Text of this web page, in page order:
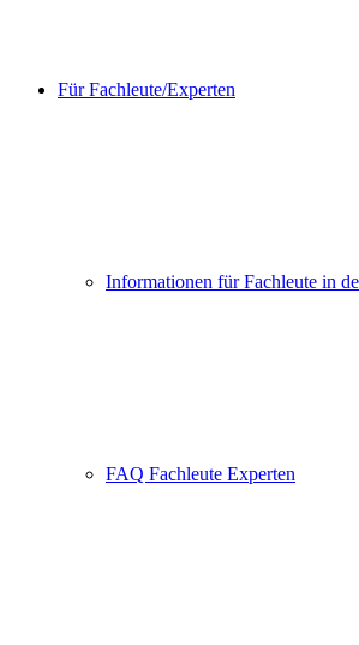
Für Fachleute/Experten
Informationen für Fachleute in
FAQ Fachleute Experten